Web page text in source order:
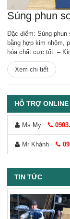
HỖ TRỢ ONLINE
Ms My
Mr Khánh
TIN TỨC
Súng phun
Đặc điểm: Súng phun
bằng hợp kim nhôm,
hóa chất cực tốt. –
Xem chi tiết